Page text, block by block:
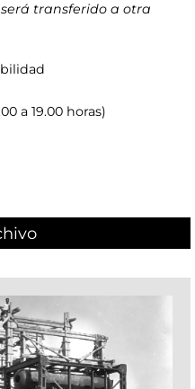
transferido a otra
a 19.00 horas)